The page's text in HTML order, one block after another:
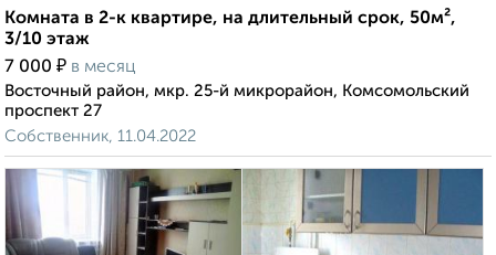
Комната в 2-к квартире, на длительный срок, 50м²,
3/10 этаж
7 000 ₽ в месяц
Восточный район, мкр. 25-й микрорайон, Комсомольский
проспект 27
Собственник, 11.04.2022